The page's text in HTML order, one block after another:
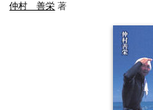
仲村 善栄 著